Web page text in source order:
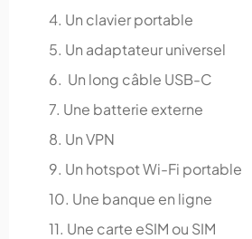
4. Un clavier portable
5. Un adaptateur universel
6. Un long câble USB-C
7. Une batterie externe
8. Un VPN
9. Un hotspot Wi-Fi portable
10. Une banque en ligne
11. Une carte eSIM ou SIM